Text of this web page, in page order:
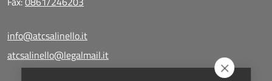
info@atcsalinello.it
atcsalinello@legalmail.it